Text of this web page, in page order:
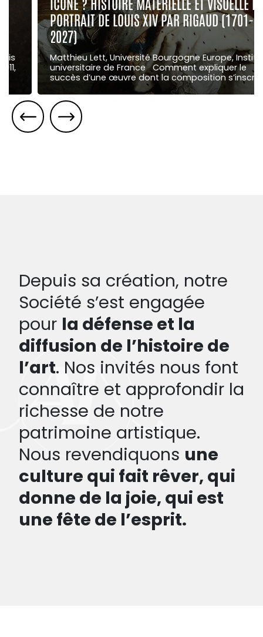
PORTRAIT DE LOUIS XIV PAR RIGAUD (1701-
2027)
Matthieu Lett, Université Bourgogne Europe, Institut
universitaire de France Comment expliquer le
succès d’une œuvre dont la composition s’inscrit …
Depuis sa création, notre
Société s’est engagée
pour la défense et la
diffusion de l’histoire de
l’art. Nos invités nous font
connaître et approfondir la
richesse de notre
patrimoine artistique.
Nous revendiquons une
culture qui fait rêver, qui
donne de la joie, qui est
une fête de l’esprit.